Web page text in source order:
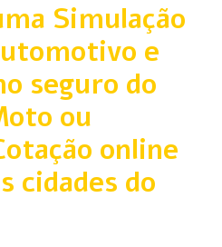
Simulação
e
seguro do
ou
online
cidades do